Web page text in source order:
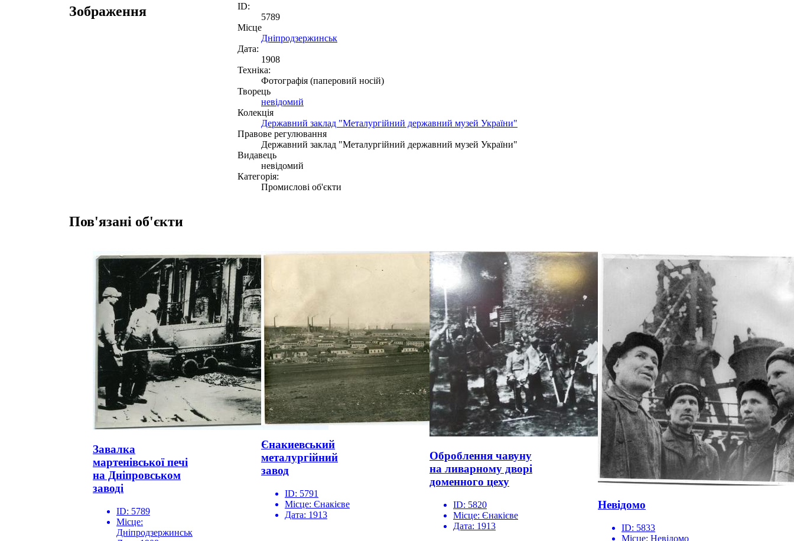
Зображення
ID:
5789
Місце
Дніпродзержинськ
Дата:
1908
Техніка:
Фотографія (паперовий носій)
Творець
невідомий
Колекція
Державний заклад "Металургійний державний музей України"
Правове регулювання
Державний заклад "Металургійний державний музей України"
Видавець
невідомий
Категорія:
Промислові об'єкти
Пов'язані об'єкти
Завалка
мартенівської печі
на Дніпровськом
заводі
ID: 5789
Місце:
Дніпродзержинськ
Єнакиевський
металургійний
завод
ID: 5791
Місце: Єнакієве
Дата: 1913
Оброблення чавуну
на ливарному дворі
доменного цеху
ID: 5820
Місце: Єнакієве
Дата: 1913
Невідомо
ID: 5833
Місце: Невідомо